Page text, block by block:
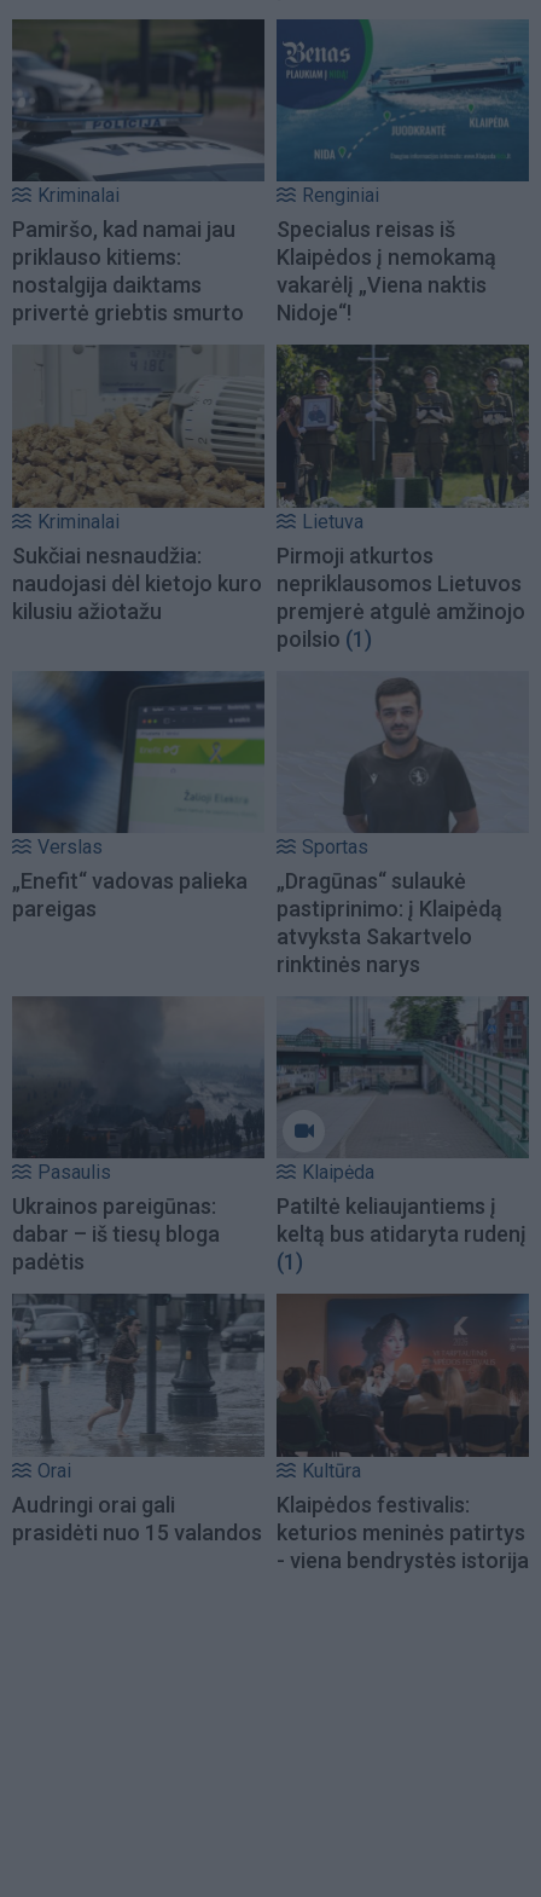
Kriminalai
Pamiršo, kad namai jau
priklauso kitiems:
nostalgija daiktams
privertė griebtis smurto
Renginiai
Specialus reisas iš
Klaipėdos į nemokamą
vakarėlį „Viena naktis
Nidoje“!
Kriminalai
Sukčiai nesnaudžia:
naudojasi dėl kietojo kuro
kilusiu ažiotažu
Lietuva
Pirmoji atkurtos
nepriklausomos Lietuvos
premjerė atgulė amžinojo
poilsio (1)
Verslas
„Enefit“ vadovas palieka
pareigas
Sportas
„Dragūnas“ sulaukė
pastiprinimo: į Klaipėdą
atvyksta Sakartvelo
rinktinės narys
Pasaulis
Ukrainos pareigūnas:
dabar – iš tiesų bloga
padėtis
Klaipėda
Patiltė keliaujantiems į
keltą bus atidaryta rudenį
(1)
Orai
Audringi orai gali
prasidėti nuo 15 valandos
Kultūra
Klaipėdos festivalis:
keturios meninės patirtys
- viena bendrystės istorija